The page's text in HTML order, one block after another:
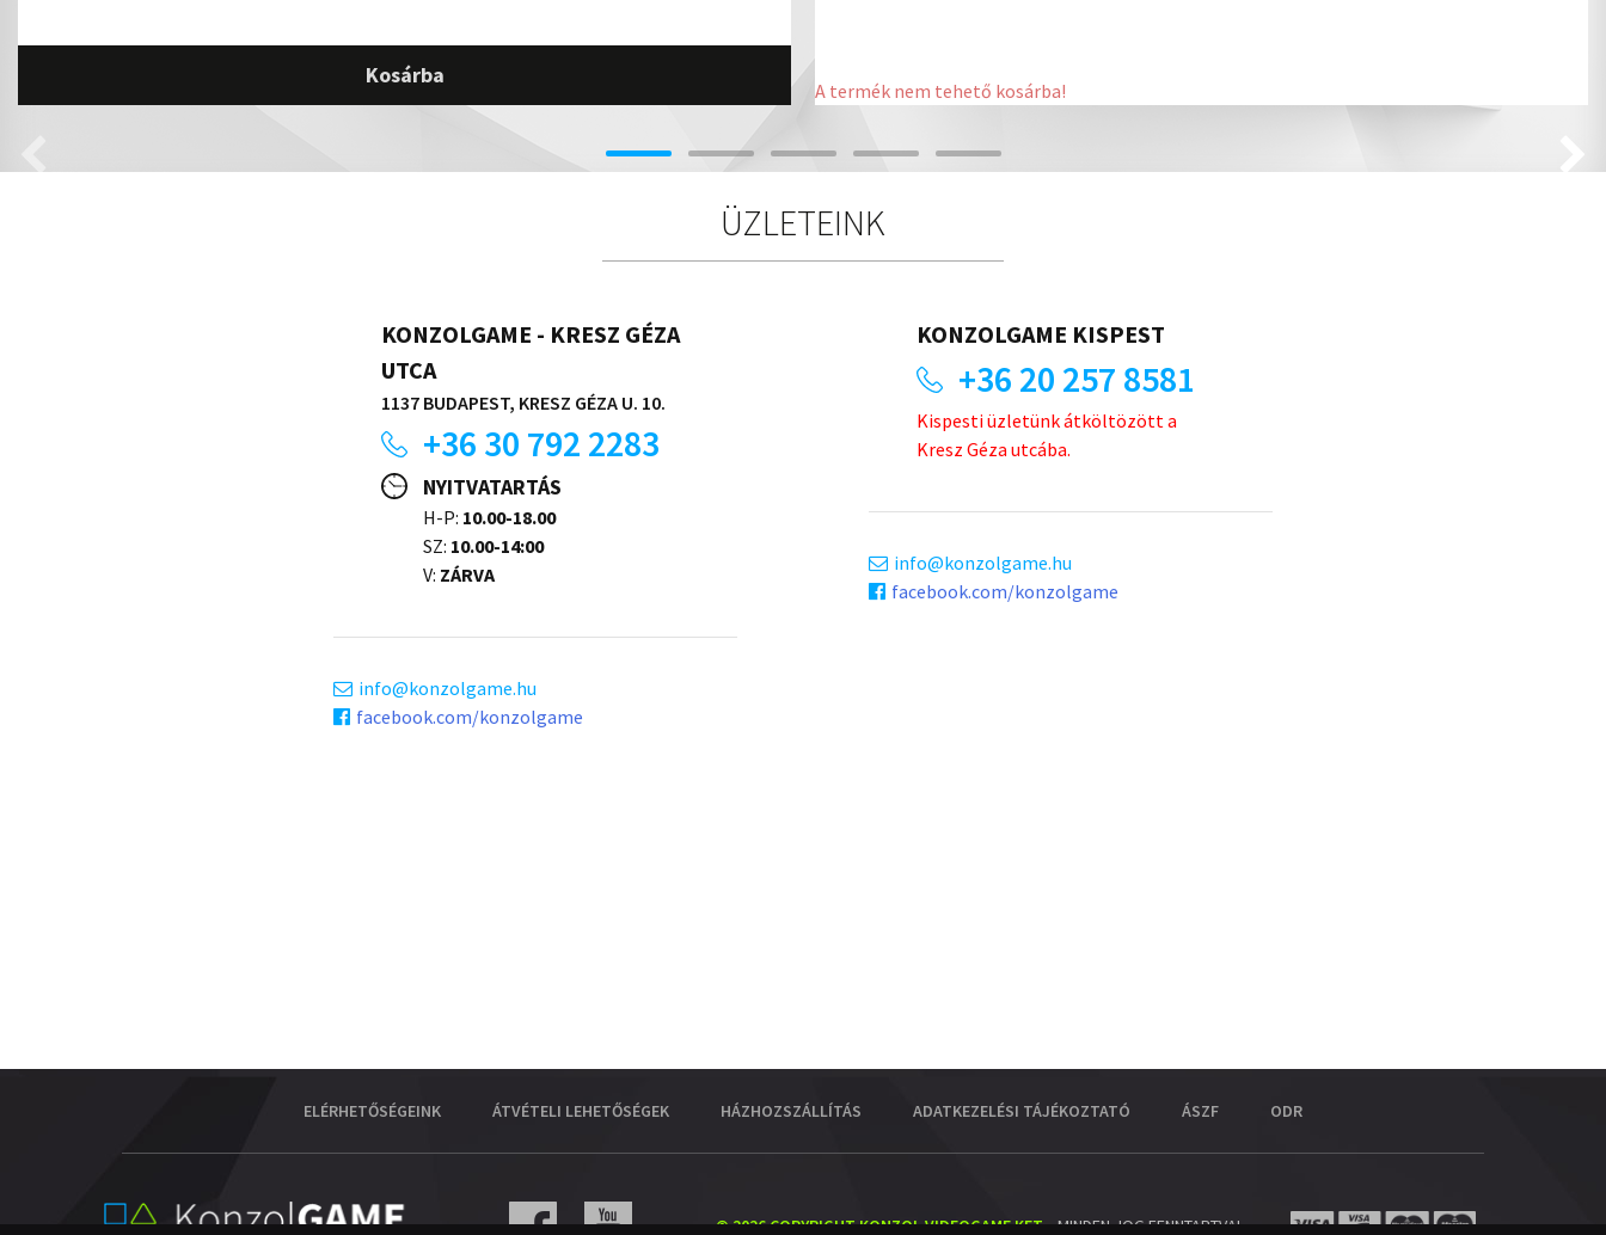
Kosárba
A termék nem tehető kosárba!
ÜZLETEINK
KONZOLGAME - KRESZ GÉZA
UTCA
1137 BUDAPEST, KRESZ GÉZA U. 10.
+36 30 792 2283
NYITVATARTÁS
H-P: 10.00-18.00
SZ: 10.00-14:00
V: ZÁRVA
info
konzolgame.hu
facebook.com/konzolgame
KONZOLGAME KISPEST
+36 20 257 8581
Kispesti üzletünk átköltözött a
Kresz Géza utcába.
info
konzolgame.hu
facebook.com/konzolgame
ELÉRHETŐSÉGEINK ÁTVÉTELI LEHETŐSÉGEK HÁZHOZSZÁLLÍTÁS ADATKEZELÉSI TÁJÉKOZTATÓ ÁSZF ODR
© 2026 COPYRIGHT KONZOL VIDEOGAME KFT.- MINDEN JOG FENNTARTVA!